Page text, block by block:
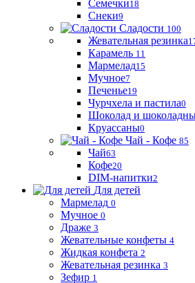
Семечки18
Снеки9
Сладости 100
Жевательная резинка
Карамель 11
Мармелад15
Мучное7
Печенье19
Чурчхела и пастила0
Шоколад и
Круассаны0
Чай - Кофе 85
Чай63
Кофе20
DIM-напитки2
Для детей
Мармелад 0
Мучное 0
Драже 3
Жевательные конфеты 4
Жидкая конфета 2
Жевательная резинка 3
Зефир 1